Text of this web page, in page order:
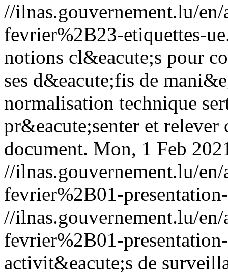
//ilnas.gouvernement.lu/
fevrier%2B23-etiquettes-
notions cl&eacute;s pour
ses d&eacute;fis de
normalisation technique
pr&eacute;senter et
document. Mon, 1 Feb
//ilnas.gouvernement.lu/
fevrier%2B01-
//ilnas.gouvernement.lu/
fevrier%2B01-
activit&eacute;s de